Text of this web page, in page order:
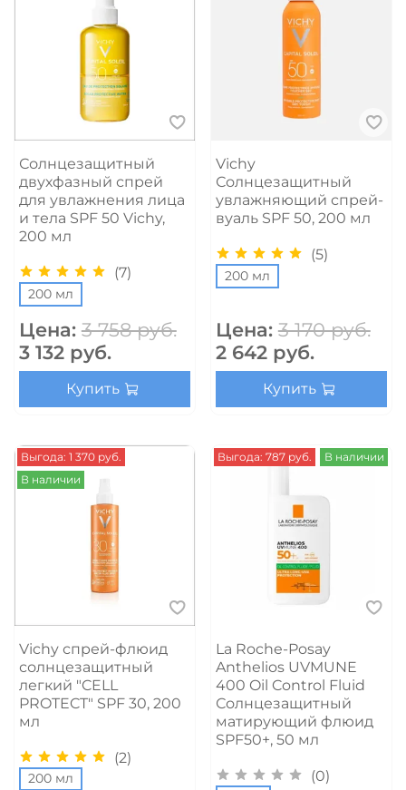
Солнцезащитный
двухфазный спрей
для увлажнения лица
и тела SPF 50 Vichy,
200 мл
(7)
200 мл
Цена: 3 758 руб.
3 132 руб.
Купить
Vichy
Солнцезащитный
увлажняющий спрей-
вуаль SPF 50, 200 мл
(5)
200 мл
Цена: 3 170 руб.
2 642 руб.
Купить
Выгода: 1 370 руб.
В наличии
Vichy спрей-флюид
солнцезащитный
легкий "CELL
PROTECT" SPF 30, 200
мл
(2)
200 мл
Выгода: 787 руб. В наличии
La Roche-Posay
Anthelios UVMUNE
400 Oil Control Fluid
Солнцезащитный
матирующий флюид
SPF50+, 50 мл
(0)